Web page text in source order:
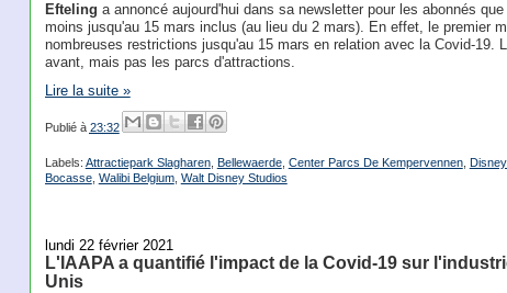
Efteling a annoncé aujourd'hui dans sa newsletter pour les abonnés
moins jusqu'au 15 mars inclus (au lieu du 2 mars). En effet, le premier
nombreuses restrictions jusqu'au 15 mars en relation avec la Covid-19.
avant, mais pas les parcs d'attractions.
Lire la suite »
Publié à 23:32
Labels: Attractiepark Slagharen, Bellewaerde, Center Parcs De Kempervennen,
Bocasse, Walibi Belgium, Walt Disney Studios
lundi 22 février 2021
L'IAAPA a quantifié l'impact de la Covid-19 sur
Unis